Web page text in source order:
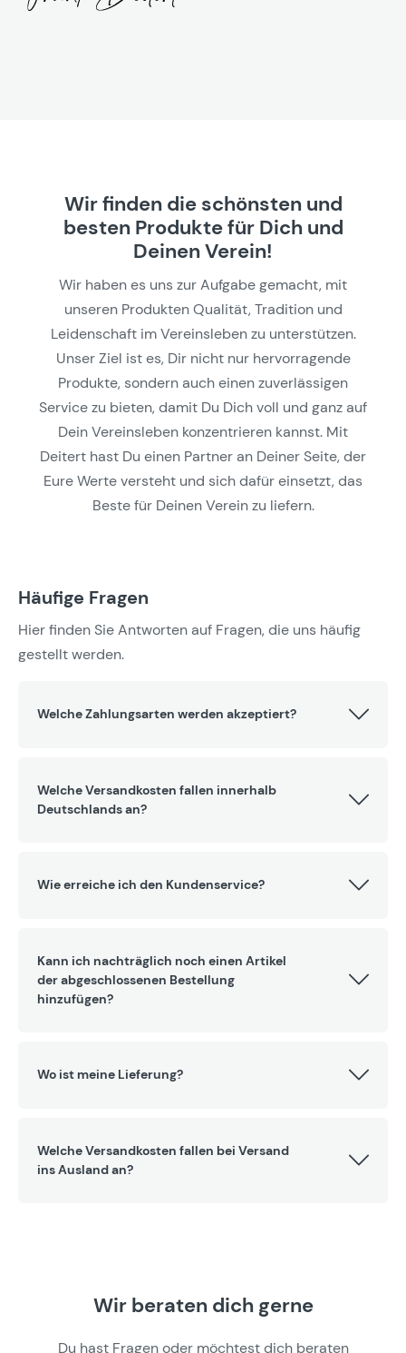
Wir finden die schönsten und
besten Produkte für Dich und
Deinen Verein!
Wir haben es uns zur Aufgabe gemacht, mit
unseren Produkten Qualität, Tradition und
Leidenschaft im Vereinsleben zu unterstützen.
Unser Ziel ist es, Dir nicht nur hervorragende
Produkte, sondern auch einen zuverlässigen
Service zu bieten, damit Du Dich voll und ganz auf
Dein Vereinsleben konzentrieren kannst. Mit
Deitert hast Du einen Partner an Deiner Seite, der
Eure Werte versteht und sich dafür einsetzt, das
Beste für Deinen Verein zu liefern.
Häufige Fragen
Hier finden Sie Antworten auf Fragen, die uns häufig
gestellt werden.
Welche Zahlungsarten werden akzeptiert?
Welche Versandkosten fallen innerhalb
Deutschlands an?
Wie erreiche ich den Kundenservice?
Kann ich nachträglich noch einen Artikel
der abgeschlossenen Bestellung
hinzufügen?
Wo ist meine Lieferung?
Welche Versandkosten fallen bei Versand
ins Ausland an?
Wir beraten dich gerne
Du hast Fragen oder möchtest dich beraten